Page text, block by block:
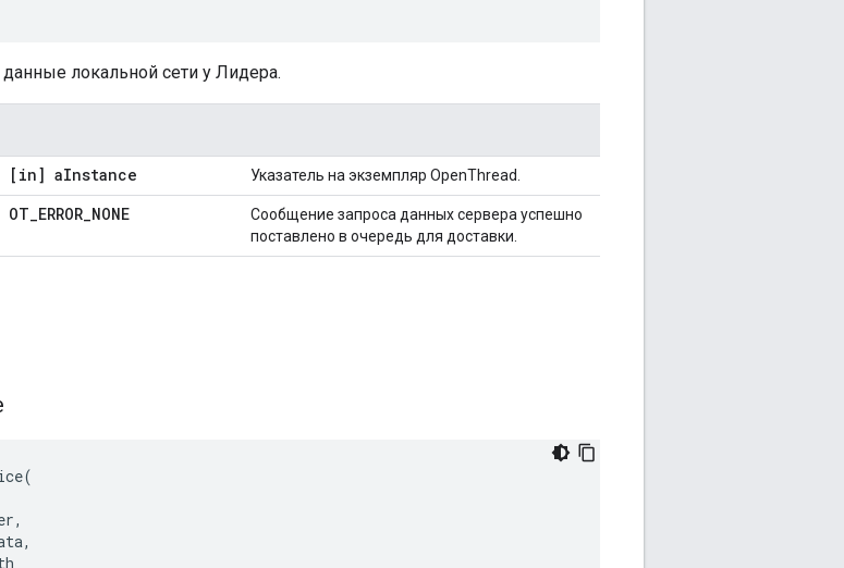
локальной сети у Лидера.
[in] aInstance Указатель на экземпляр OpenThread.
OT_ERROR_NONE
Сообщение запроса данных сервера успешно
поставлено в очередь для доставки.
(
,
,